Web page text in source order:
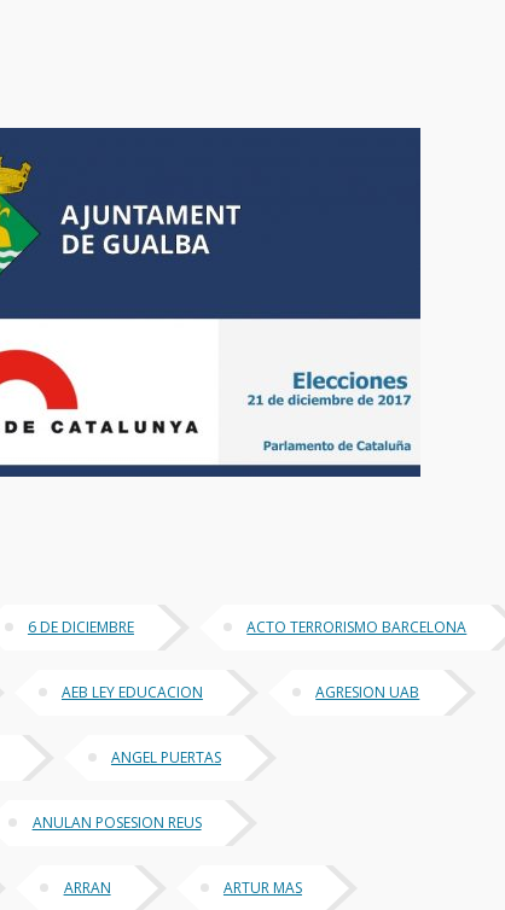
6 DE DICIEMBRE ACTO TERRORISMO BARCELONA
AEB LEY EDUCACION AGRESION UAB
ANGEL PUERTAS
ANULAN POSESION REUS
ARRAN ARTUR MAS